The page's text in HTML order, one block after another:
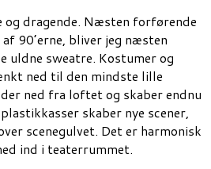
og dragende. Næsten forførende
90’erne, bliver jeg næsten
uldne sweatre. Kostumer og
ned til den mindste lille
ned fra loftet og skaber endnu
skaber nye scener,
scenegulvet. Det er harmonisk
ind i teaterrummet.